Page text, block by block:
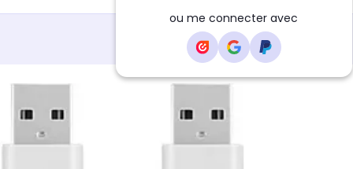
ou me connecter avec